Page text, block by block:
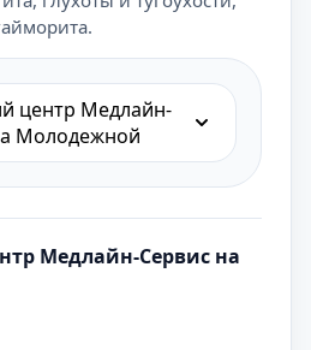
центр Медлайн-
Молодежной
Медлайн-Сервис на